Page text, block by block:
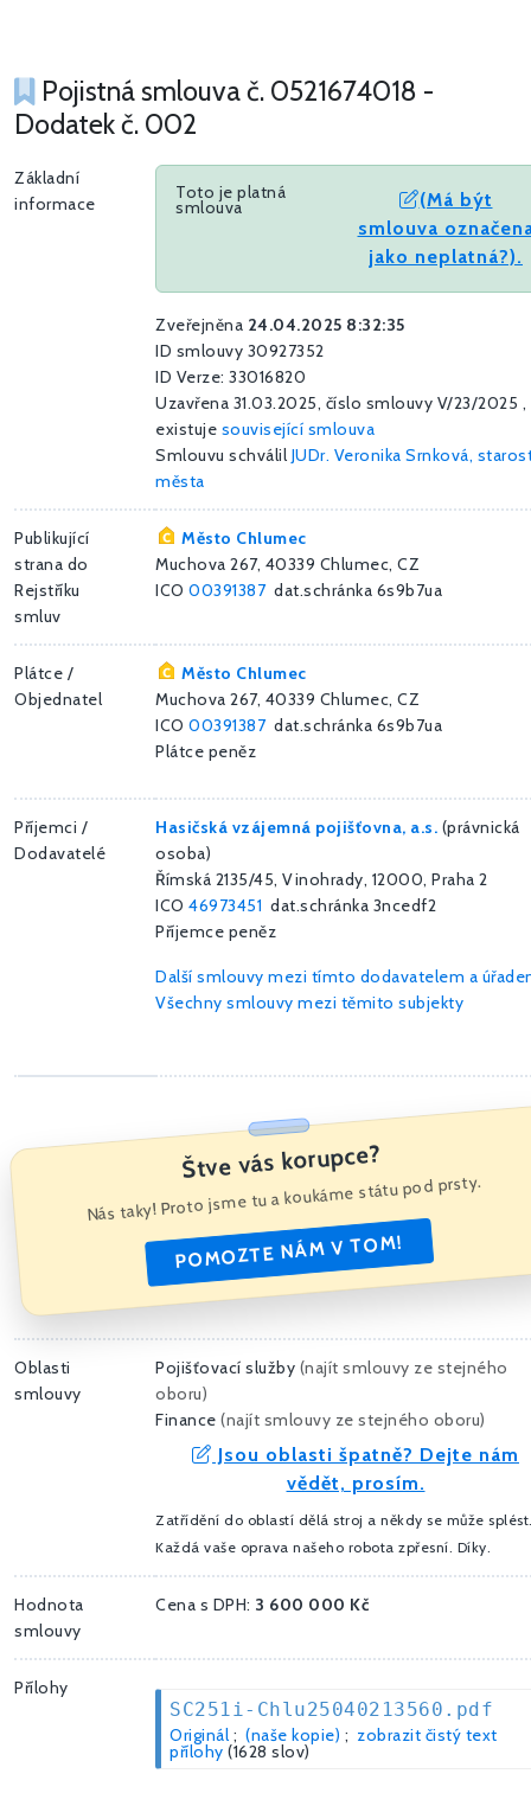
Pojistná smlouva č. 0521674018 -
Dodatek č. 002
Základní
informace
Toto je platná
smlouva
(Má být
smlouva
jako neplatná?).
Zveřejněna 24.04.2025 8:32:35
ID smlouvy 30927352
ID Verze: 33016820
Uzavřena 31.03.2025, číslo smlouvy V/23/2025 ,
existuje související smlouva
Smlouvu schválil JUDr. Veronika Srnková,
města
Publikující
strana do
Rejstříku
smluv
Město Chlumec
Muchova 267, 40339 Chlumec, CZ
ICO 00391387dat.schránka 6s9b7ua
Plátce /
Objednatel
Město Chlumec
Muchova 267, 40339 Chlumec, CZ
ICO 00391387dat.schránka 6s9b7ua
Plátce peněz
Příjemci /
Dodavatelé
Hasičská vzájemná pojišťovna, a.s. (právnická
osoba)
Římská 2135/45, Vinohrady, 12000, Praha 2
ICO 46973451 dat.schránka 3ncedf2
Příjemce peněz
Další smlouvy mezi tímto dodavatelem a
Všechny smlouvy mezi těmito subjekty
Štve vás korupce?
Nás taky! Proto jsme tu a koukáme státu pod prsty.
POMOZTE NÁM V TOM!
Oblasti
smlouvy
Pojišťovací služby (najít smlouvy ze stejného
oboru)
Finance (najít smlouvy ze stejného oboru)
Jsou oblasti špatně? Dejte nám
vědět, prosím.
Zatřídění do oblastí dělá stroj a někdy se může
Každá vaše oprava našeho robota zpřesní. Díky.
Hodnota
smlouvy
Cena s DPH: 3 600 000 Kč
Přílohy
SC251i-Chlu25040213560.pdf
Originál ; (naše kopie) ; zobrazit čistý text
přílohy (1628 slov)